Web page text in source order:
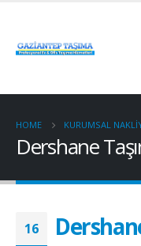
HOME KURUMSAL
Dershane
16